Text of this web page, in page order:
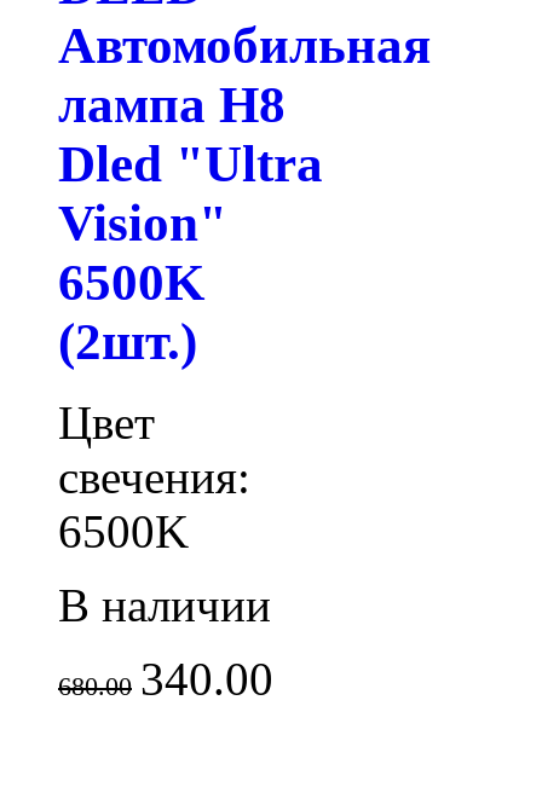
Автомобильная
лампа H8
Dled "Ultra
Vision"
6500K
(2шт.)
Цвет
свечения:
6500K
В наличии
680.00 340.00